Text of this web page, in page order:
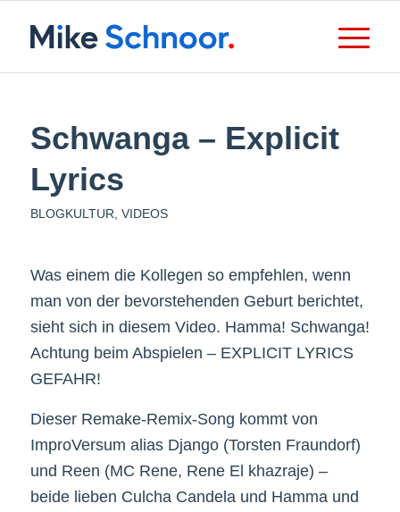
Schwanga – Explicit
Lyrics
BLOGKULTUR VIDEOS
Was einem die Kollegen so empfehlen, wenn
man von der bevorstehenden Geburt berichtet,
sieht sich in diesem Video. Hamma! Schwanga!
Achtung beim Abspielen – EXPLICIT LYRICS
GEFAHR!
Dieser Remake-Remix-Song kommt von
ImproVersum alias Django (Torsten Fraundorf)
und Reen (MC Rene, Rene El khazraje) –
beide lieben Culcha Candela und Hamma und